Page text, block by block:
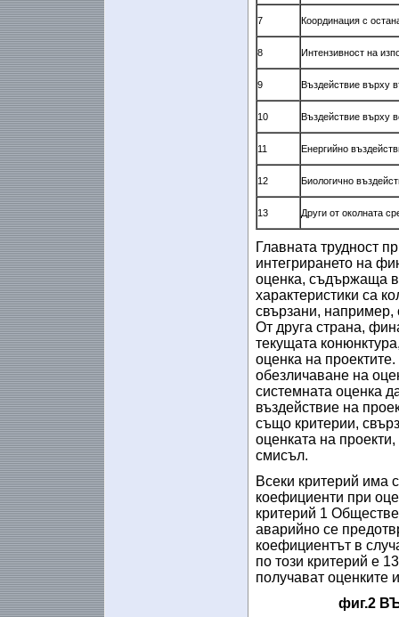
7 Координация с
8 Интензивност на
9 Въздействие върху
10 Въздействие върху
11 Енергийно
12 Биологично
13 Други от околната
Главната трудност
интегрирането на
оценка, съдържаща
характеристики са
свързани, например,
От друга страна,
текущата
оценка на
обезличаване на
системната оценка
въздействие на
също критерии,
оценката на
смисъл.
Всеки критерий има
коефициенти при
критерий 1
аварийно се
коефициентът в
по този критерий е
получават оценките
фиг.2